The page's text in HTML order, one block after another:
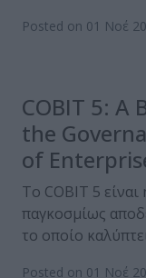
Posted on 01 Νοέ
COBIT 5: A
the
of
Το COBIT 5
παγκοσμίως
το οποίο
Posted on 01 Νοέ